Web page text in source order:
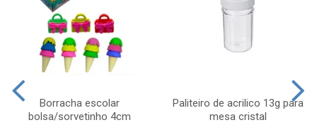
Borracha escolar
bolsa/sorvetinho 4cm
Paliteiro de acrilico 13g para
mesa cristal